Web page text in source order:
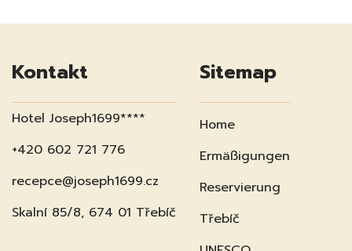
Kontakt
Hotel Joseph1699****
+420 602 721 776
recepce@joseph1699.cz
Skalní 85/8, 674 01 Třebíč
Sitemap
Home
Ermäßigungen
Reservierung
Třebíč